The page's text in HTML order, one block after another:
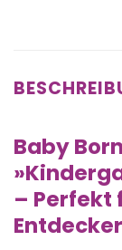
Baby
– Perfekt
Entdecker